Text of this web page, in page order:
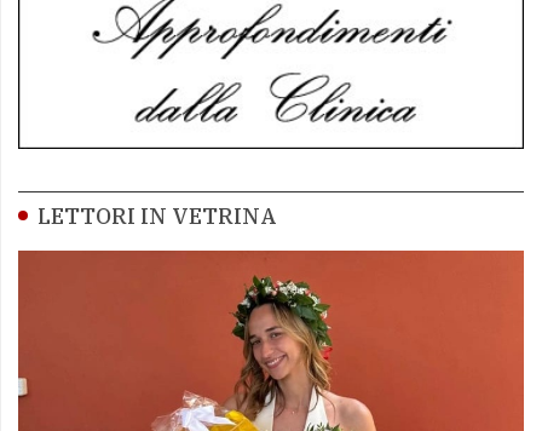
LETTORI IN VETRINA